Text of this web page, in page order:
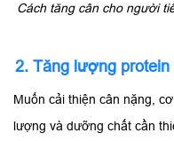
Cách tăng cân cho người
2. Tăng lượng
Muốn cải thiện cân nặng,
lượng và dưỡng chất cần